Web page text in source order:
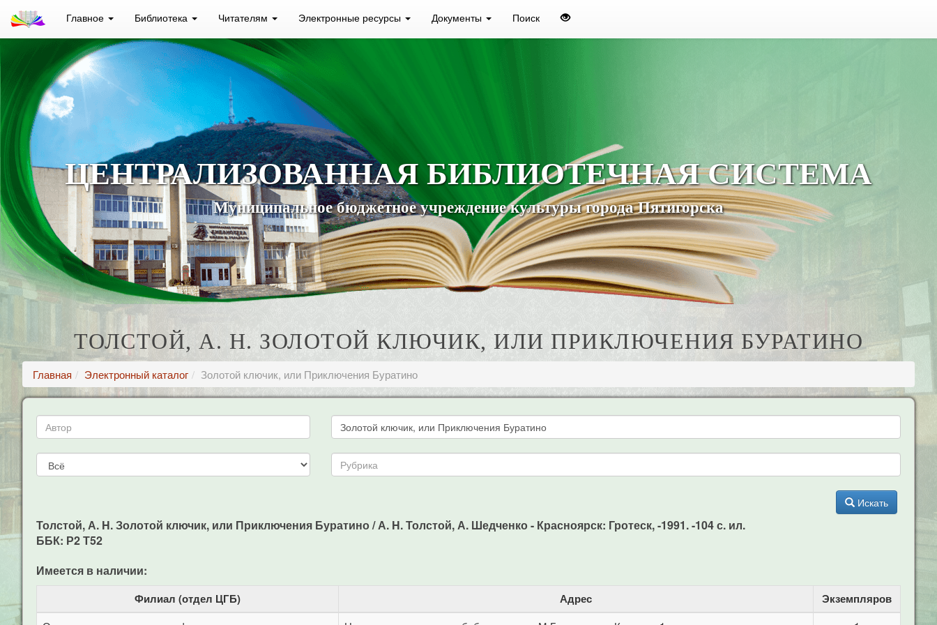
Главное Библиотека Читателям Электронные ресурсы Документы Поиск
ЦЕНТРАЛИЗОВАННАЯ БИБЛИОТЕЧНАЯ СИСТЕМА
Муниципальное бюджетное учреждение культуры города Пятигорска
ТОЛСТОЙ, А. H. ЗОЛОТОЙ КЛЮЧИК, ИЛИ ПРИКЛЮЧЕНИЯ БУРАТИНО
Главная Электронный каталог Золотой ключик, или Приключения Буратино
Искать
Толстой, А. H. Золотой ключик, или Приключения Буратино / А. H. Толстой, А. Шедченко - Красноярск: Гротеск, -1991. -104 с. ил.
ББК: Р2 Т52
Имеется в наличии:
Филиал (отдел ЦГБ) Адрес Экземпляров